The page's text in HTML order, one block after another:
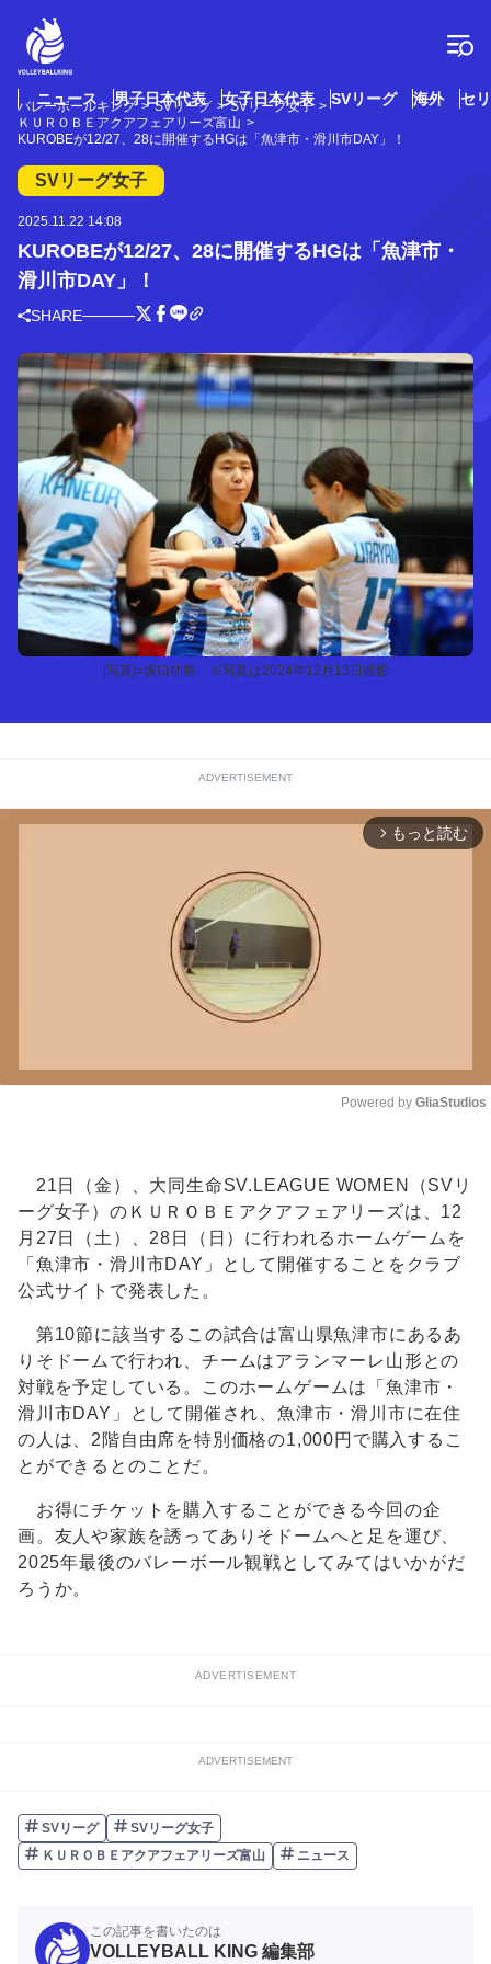
ニュース 男子日本代表 女子日本代表 SVリーグ 海外 セ
バレーボールキング SVリーグ
SVリーグ女子
ＫＵＲＯＢＥアクアフェアリーズ富山
KUROBEが12/27、28に開催するHGは「魚津市・滑川市DAY」！
SVリーグ女子
2025.11.22 14:08
KUROBEが12/27、28に開催するHGは「魚津市・
滑川市DAY」！
SHARE
[写真]=坂口功将 ※写真は2024年12月13日撮影
ADVERTISEMENT
arrow_forward_ios もっと読む
Powered by GliaStudios
21日（金）、大同生命SV.LEAGUE WOMEN（SVリ
ーグ女子）のＫＵＲＯＢＥアクアフェアリーズは、12
月27日（土）、28日（日）に行われるホームゲームを
「魚津市・滑川市DAY」として開催することをクラブ
公式サイトで発表した。
第10節に該当するこの試合は富山県魚津市にあるあ
りそドームで行われ、チームはアランマーレ山形との
対戦を予定している。このホームゲームは「魚津市・
滑川市DAY」として開催され、魚津市・滑川市に在住
の人は、2階自由席を特別価格の1,000円で購入するこ
とができるとのことだ。
お得にチケットを購入することができる今回の企
画。友人や家族を誘ってありそドームへと足を運び、
2025年最後のバレーボール観戦としてみてはいかがだ
ろうか。
ADVERTISEMENT
ADVERTISEMENT
SVリーグ
SVリーグ女子
ＫＵＲＯＢＥアクアフェアリーズ富山
ニュース
この記事を書いたのは
VOLLEYBALL KING 編集部